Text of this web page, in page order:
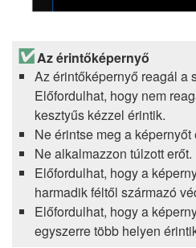
Az érintőképernyő
Az érintőképernyő reagál a
Előfordulhat, hogy nem
kesztyűs kézzel érintik.
Ne érintse meg a
Ne alkalmazzon túlzott erőt.
Előfordulhat, hogy a
harmadik féltől származó
Előfordulhat, hogy a
egyszerre több helyen